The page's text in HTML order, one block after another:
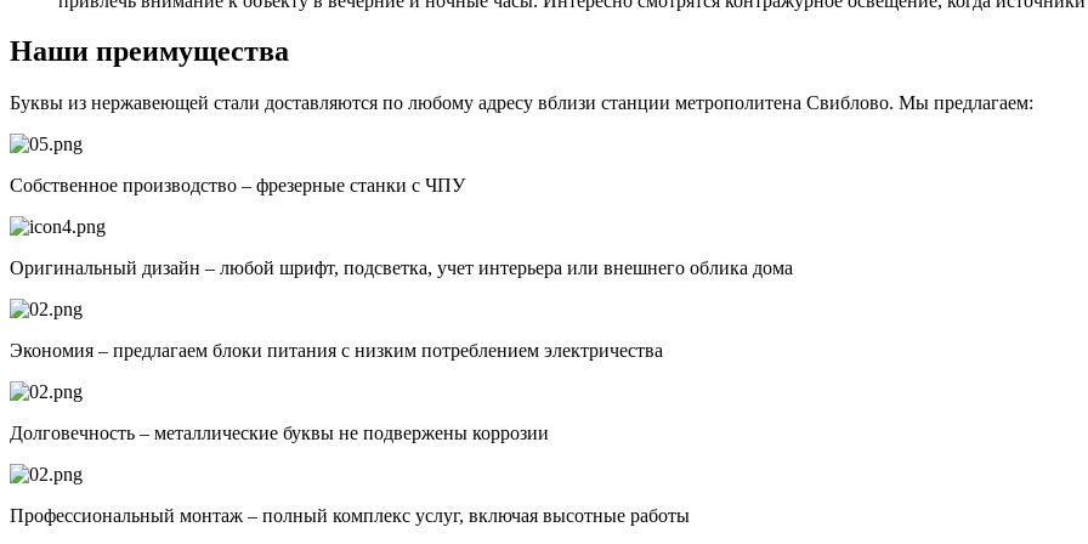
Наши преимущества
Буквы из нержавеющей стали доставляются по любому адресу вблизи станции метрополитена Свиблово. Мы предлагаем:
Собственное производство – фрезерные станки с ЧПУ
Оригинальный дизайн – любой шрифт, подсветка, учет интерьера или внешнего облика дома
Экономия – предлагаем блоки питания с низким потреблением электричества
Долговечность – металлические буквы не подвержены коррозии
Профессиональный монтаж – полный комплекс услуг, включая высотные работы